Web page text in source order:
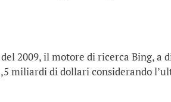
2009, il motore di ricerca Bing, a
miliardi di dollari considerando